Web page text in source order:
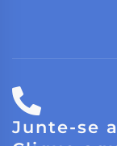
Junte-se